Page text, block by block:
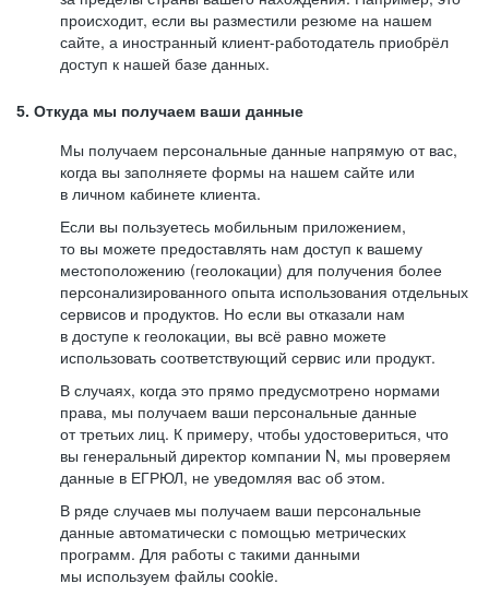
происходит, если вы разместили резюме на нашем
сайте, а иностранный клиент-работодатель приобрёл
доступ к нашей базе данных.
5. Откуда мы получаем ваши данные
Мы получаем персональные данные напрямую от вас,
когда вы заполняете формы на нашем сайте или
в личном кабинете клиента.
Если вы пользуетесь мобильным приложением,
то вы можете предоставлять нам доступ к вашему
местоположению (геолокации) для получения более
персонализированного опыта использования отдельных
сервисов и продуктов. Но если вы отказали нам
в доступе к геолокации, вы всё равно можете
использовать соответствующий сервис или продукт.
В случаях, когда это прямо предусмотрено нормами
права, мы получаем ваши персональные данные
от третьих лиц. К примеру, чтобы удостовериться, что
вы генеральный директор компании N, мы проверяем
данные в ЕГРЮЛ, не уведомляя вас об этом.
В ряде случаев мы получаем ваши персональные
данные автоматически с помощью метрических
программ. Для работы с такими данными
мы используем файлы cookie.